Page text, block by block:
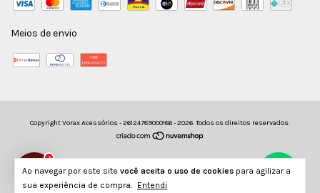
Ao navegar por este site você aceita o uso de cookies para agilizar a
sua experiência de compra. Entendi
Meios de envio
Copyright Vorax Acessórios - 26124789000186 - 2026. Todos os direitos reservados.
2